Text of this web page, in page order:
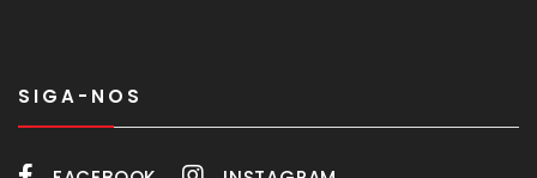
SIGA-NOS